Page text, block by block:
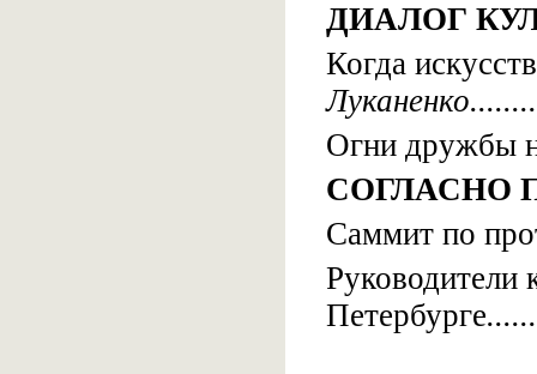
ДИАЛОГ
Когда
Огни дружбы
СОГЛАСНО
Саммит по
Руководители
Петербурге